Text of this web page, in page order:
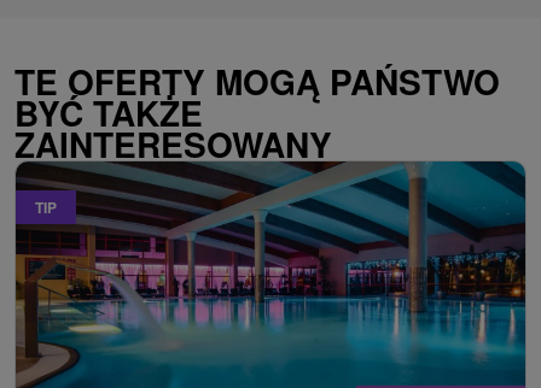
TE OFERTY MOGĄ PAŃSTWO
BYĆ TAKŻE
ZAINTERESOWANY
TIP